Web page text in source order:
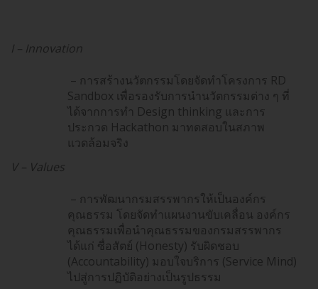
I – Innovation
– การสร้างนวัตกรรมโดยจัดทำโครงการ RD
Sandbox เพื่อรองรับการนำนวัตกรรมต่าง ๆ ที่
ได้จากการทำ Design thinking และการ
ประกวด Hackathon มาทดสอบในสภาพ
แวดล้อมจริง
V – Values
– การพัฒนากรมสรรพากรให้เป็นองค์กร
คุณธรรม โดยจัดทำแผนงานขับเคลื่อน องค์กร
คุณธรรมเพื่อนำคุณธรรมของกรมสรรพากร
ได้แก่ ซื่อสัตย์ (Honesty) รับผิดชอบ
(Accountability) มอบใจบริการ (Service Mind)
ไปสู่การปฏิบัติอย่างเป็นรูปธรรม